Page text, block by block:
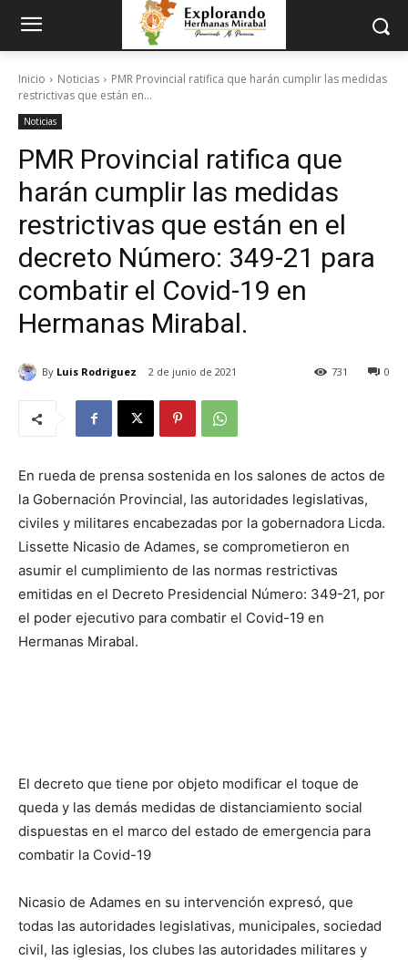
Inicio Noticias
PMR Provincial ratifica que harán cumplir las medidas
restrictivas que están en...
Noticias
PMR Provincial ratifica que
harán cumplir las medidas
restrictivas que están en el
decreto Número: 349-21 para
combatir el Covid-19 en
Hermanas Mirabal.
By Luis Rodriguez 2 de junio de 2021 0
731
En rueda de prensa sostenida en los salones de actos de
la Gobernación Provincial, las autoridades legislativas,
civiles y militares encabezadas por la gobernadora Licda.
Lissette Nicasio de Adames, se comprometieron en
asumir el cumplimiento de las normas restrictivas
emitidas en el Decreto Presidencial Número: 349-21, por
el poder ejecutivo para combatir el Covid-19 en
Hermanas Mirabal.
El decreto que tiene por objeto modificar el toque de
queda y las demás medidas de distanciamiento social
dispuestas en el marco del estado de emergencia para
combatir la Covid-19
Nicasio de Adames en su intervención expresó, que
todas las autoridades legislativas, municipales, sociedad
civil, las iglesias, los clubes las autoridades militares y